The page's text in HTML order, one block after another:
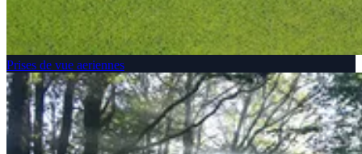
Prises de vue aeriennes